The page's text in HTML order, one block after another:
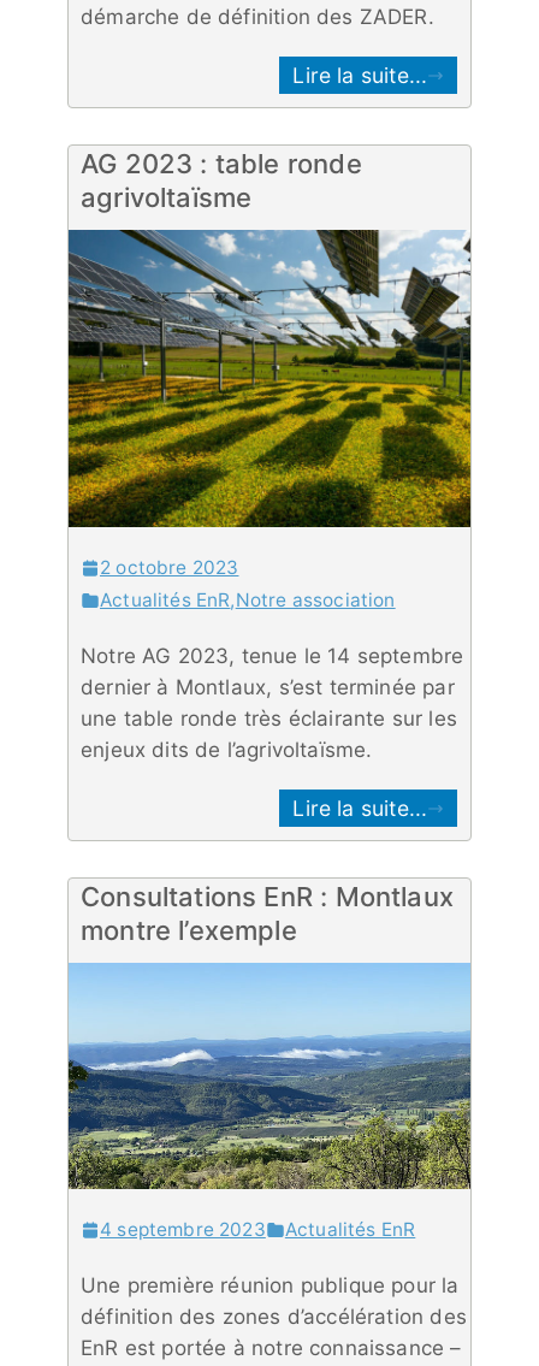
démarche de définition des ZADER.
Lire la suite...
AG 2023 : table ronde
agrivoltaïsme
2 octobre 2023
Actualités EnR,Notre association
Notre AG 2023, tenue le 14 septembre
dernier à Montlaux, s’est terminée par
une table ronde très éclairante sur les
enjeux dits de l’agrivoltaïsme.
Lire la suite...
Consultations EnR : Montlaux
montre l’exemple
4 septembre 2023 Actualités EnR
Une première réunion publique pour la
définition des zones d’accélération des
EnR est portée à notre connaissance –